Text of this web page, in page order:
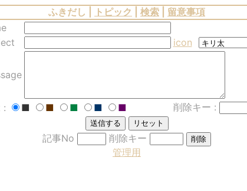
ふきだし | トピック 検索
留意事項
icon
: ■ ■ ■ ■ ■ 削除キー :
記事No
削除キー
管理用